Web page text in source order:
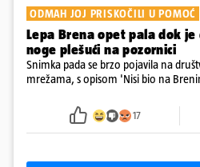
ODMAH JOJ PRISKOČILI U POMOĆ
Lepa Brena opet pala dok je
noge plešući na pozornici
Snimka pada se brzo pojavila na
mrežama, s opisom 'Nisi bio na
Srećom, pjevačica se nije ozlijedila
osmijehom nastavila pjevati
17